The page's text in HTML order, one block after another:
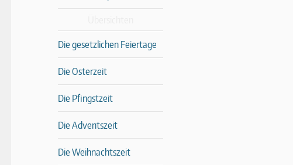
Die gesetzlichen Feiertage
Die Osterzeit
Die Pfingstzeit
Die Adventszeit
Die Weihnachtszeit